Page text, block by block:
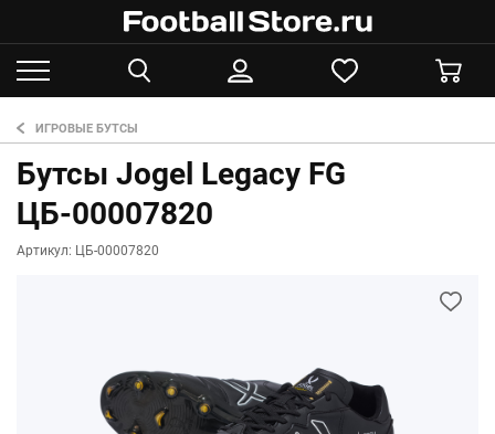
ИГРОВЫЕ БУТСЫ
Бутсы Jogel Legacy FG
ЦБ-00007820
Артикул: ЦБ-00007820